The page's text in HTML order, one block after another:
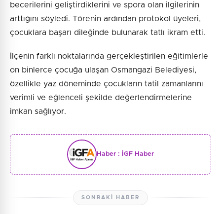
becerilerini geliştirdiklerini ve spora olan ilgilerinin
arttığını söyledi. Törenin ardından protokol üyeleri,
çocuklara başarı dileğinde bulunarak tatlı ikram etti.
İlçenin farklı noktalarında gerçekleştirilen eğitimlerle
on binlerce çocuğa ulaşan Osmangazi Belediyesi,
özellikle yaz döneminde çocukların tatil zamanlarını
verimli ve eğlenceli şekilde değerlendirmelerine
imkan sağlıyor.
Haber : İGF Haber
SONRAKI HABER